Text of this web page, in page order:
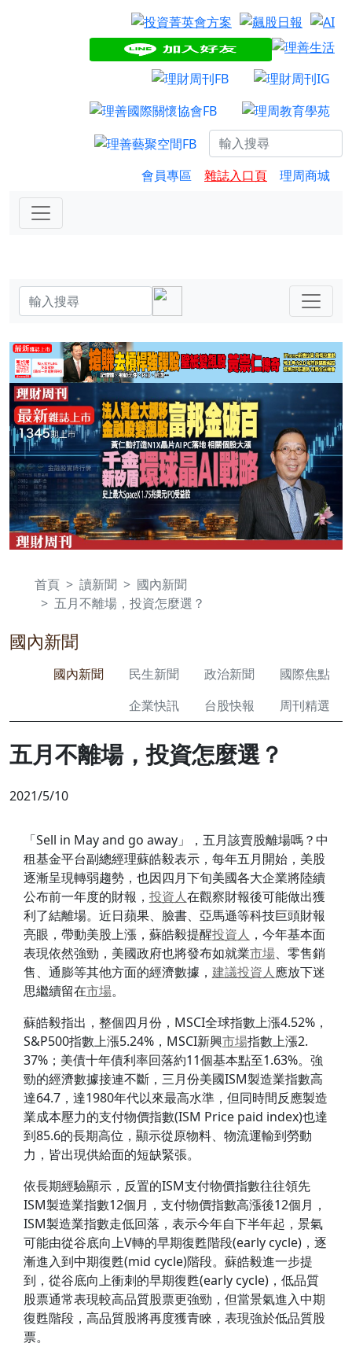
會員專區 雜誌入口頁 理周商城
首頁 讀新聞
國內新聞
五月不離場，投資怎麼選？
國內新聞
國內新聞 民生新聞 政治新聞
國際焦點
企業快訊
台股快報 周刊精選
五月不離場，投資怎麼選？
2021/5/10
「Sell in May and go away」，五月該賣股離場嗎？中
租基金平台副總經理蘇皓毅表示，每年五月開始， 美股
逐漸呈現轉弱趨勢， 也因四月下旬美國各大企業將陸續
公布前一年度的財報， 投資人在觀察財報後可能做出獲
利了結離場。近日蘋果、臉書、 亞馬遜等科技巨頭財報
亮眼，帶動美股上漲，蘇皓毅提醒投資人 ， 今年基本面
表現依然強勁，美國政府也將發布如就業市場、 零售銷
售、通膨等其他方面的經濟數據， 建議投資人應放下迷
思繼續留在市場。
蘇皓毅指出，整個四月份，MSCI全球指數上漲4.52%，
S&P500指數上漲5.24%，MSCI新興市場指數上漲2.
37%；美債十年債利率回落約11個基本點至1.63%。 強
勁的經濟數據接連不斷，三月份美國ISM製造業指數高
達64.7，達1980年代以來最高水準， 但同時間反應製造
業成本壓力的支付物價指數(ISM Price paid index)也達
到85.6的長期高位，顯示從原物料、 物流運輸到勞動
力，皆出現供給面的短缺緊張。
依長期經驗顯示，反置的ISM支付物價指數往往領先
ISM製造業指數12個月，支付物價指數高漲後12個月，
ISM製造業指數走低回落，表示今年自下半年起，景氣
可能由從谷底向上V轉的早期復甦階段(early cycle)，逐
漸進入到中期復甦(mid cycle)階段。蘇皓毅進一步提
到，從谷底向上衝刺的早期復甦(early cycle)，低品質
股票通常表現較高品質股票更強勁， 但當景氣進入中期
復甦階段，高品質股將再度獲青睞， 表現強於低品質股
票。